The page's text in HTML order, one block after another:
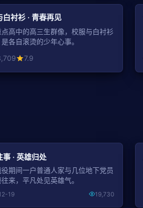
白衬衫 · 青春再见
高中的高三生群像，校服与白衬衫
各自滚烫的少年心事。
7.9
事 · 英雄归处
期间一户普通人家与几位地下党员
来，平凡处见英雄气。
19 19,730